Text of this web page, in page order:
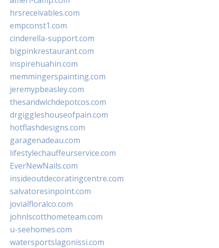
hrsreceivables.com
empconst1.com
cinderella-support.com
bigpinkrestaurant.com
inspirehuahin.com
memmingerspainting.com
jeremypbeasley.com
thesandwichdepotcos.com
drgiggleshouseofpain.com
hotflashdesigns.com
garagenadeau.com
lifestylechauffeurservice.com
EverNewNails.com
insideoutdecoratingcentre.com
salvatoresinpoint.com
jovialfloralco.com
johnlscotthometeam.com
u-seehomes.com
watersportslagonissi.com